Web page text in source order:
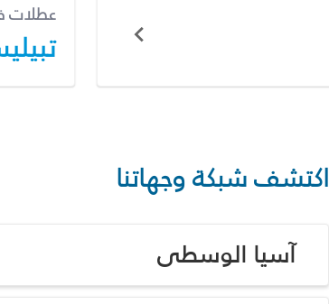
عطلات
اكتشف شبكة وجهاتنا
آسيا الوسطى